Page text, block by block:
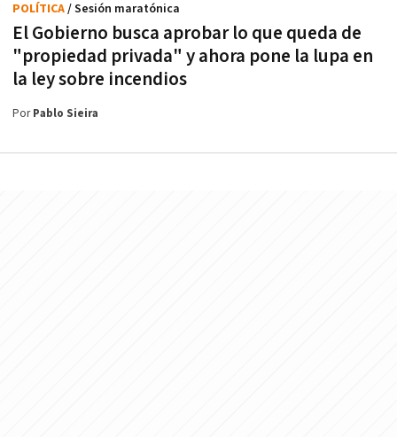
El Gobierno busca aprobar lo que queda de
"propiedad privada" y ahora pone la lupa en
la ley sobre incendios
POLÍTICA/ Sesión maratónica
PorPablo Sieira